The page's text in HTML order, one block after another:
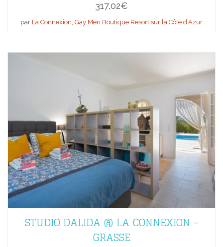
317,02€
par La Connexion, Gay Men Boutique Resort sur la Côte d’Azur
STUDIO DALIDA @ LA CONNEXION –
GRASSE